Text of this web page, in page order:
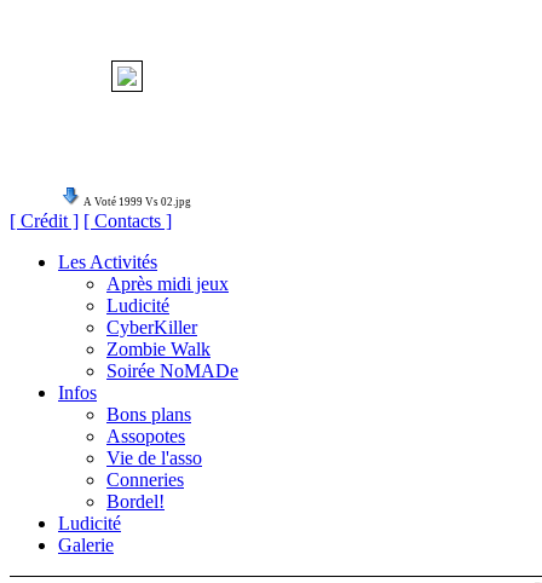
A Voté 1999 Vs 02.jpg
[ Crédit ] [ Contacts ]
Les Activités
Après midi jeux
Ludicité
CyberKiller
Zombie Walk
Soirée NoMADe
Infos
Bons plans
Assopotes
Vie de l'asso
Conneries
Bordel!
Ludicité
Galerie